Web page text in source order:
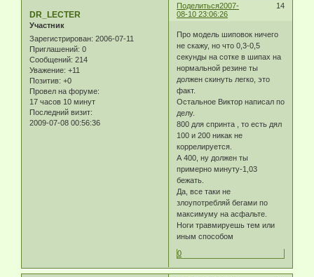
Поделиться 14
2007-
08-10 23:06:26
DR_LECTER
Участник
Зарегистрирован: 2006-07-11
Приглашений: 0
Сообщений: 214
Уважение: +11
Позитив: +0
Провел на форуме:
17 часов 10 минут
Последний визит:
2009-07-08 00:56:36
Про модель шиповок ничего
не скажу, но что 0,3-0,5
секунды на сотке в шипах на
нормальной резине ты
должен скинуть легко, это
факт.
Остальное Виктор написал по
делу.
800 для спринта , то есть дял
100 и 200 никак не
коррелируется.
А 400, ну должен ты
примерно минуту-1,03
бежать.
Да, все таки не
злоупотребляй бегами по
максимуму на асфальте.
Ноги травмируешь тем или
иным способом
0